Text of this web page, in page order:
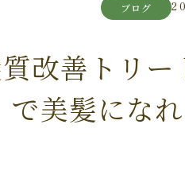
ブログ
改善トリ
美髪にな